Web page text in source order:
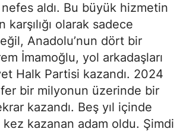
aldı. Bu büyük hizmetin
karşılığı olarak sadece
Anadolu’nun dört bir
İmamoğlu, yol arkadaşları
Halk Partisi kazandı. 2024
bir milyonun üzerinde bir
kazandı. Beş yıl içinde
kez kazanan adam oldu. Şimdi